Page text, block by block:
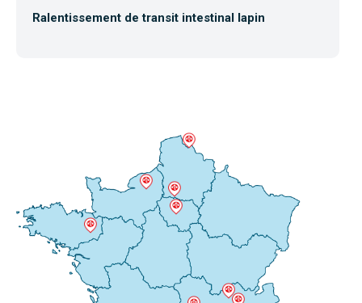
Ralentissement de transit intestinal lapin